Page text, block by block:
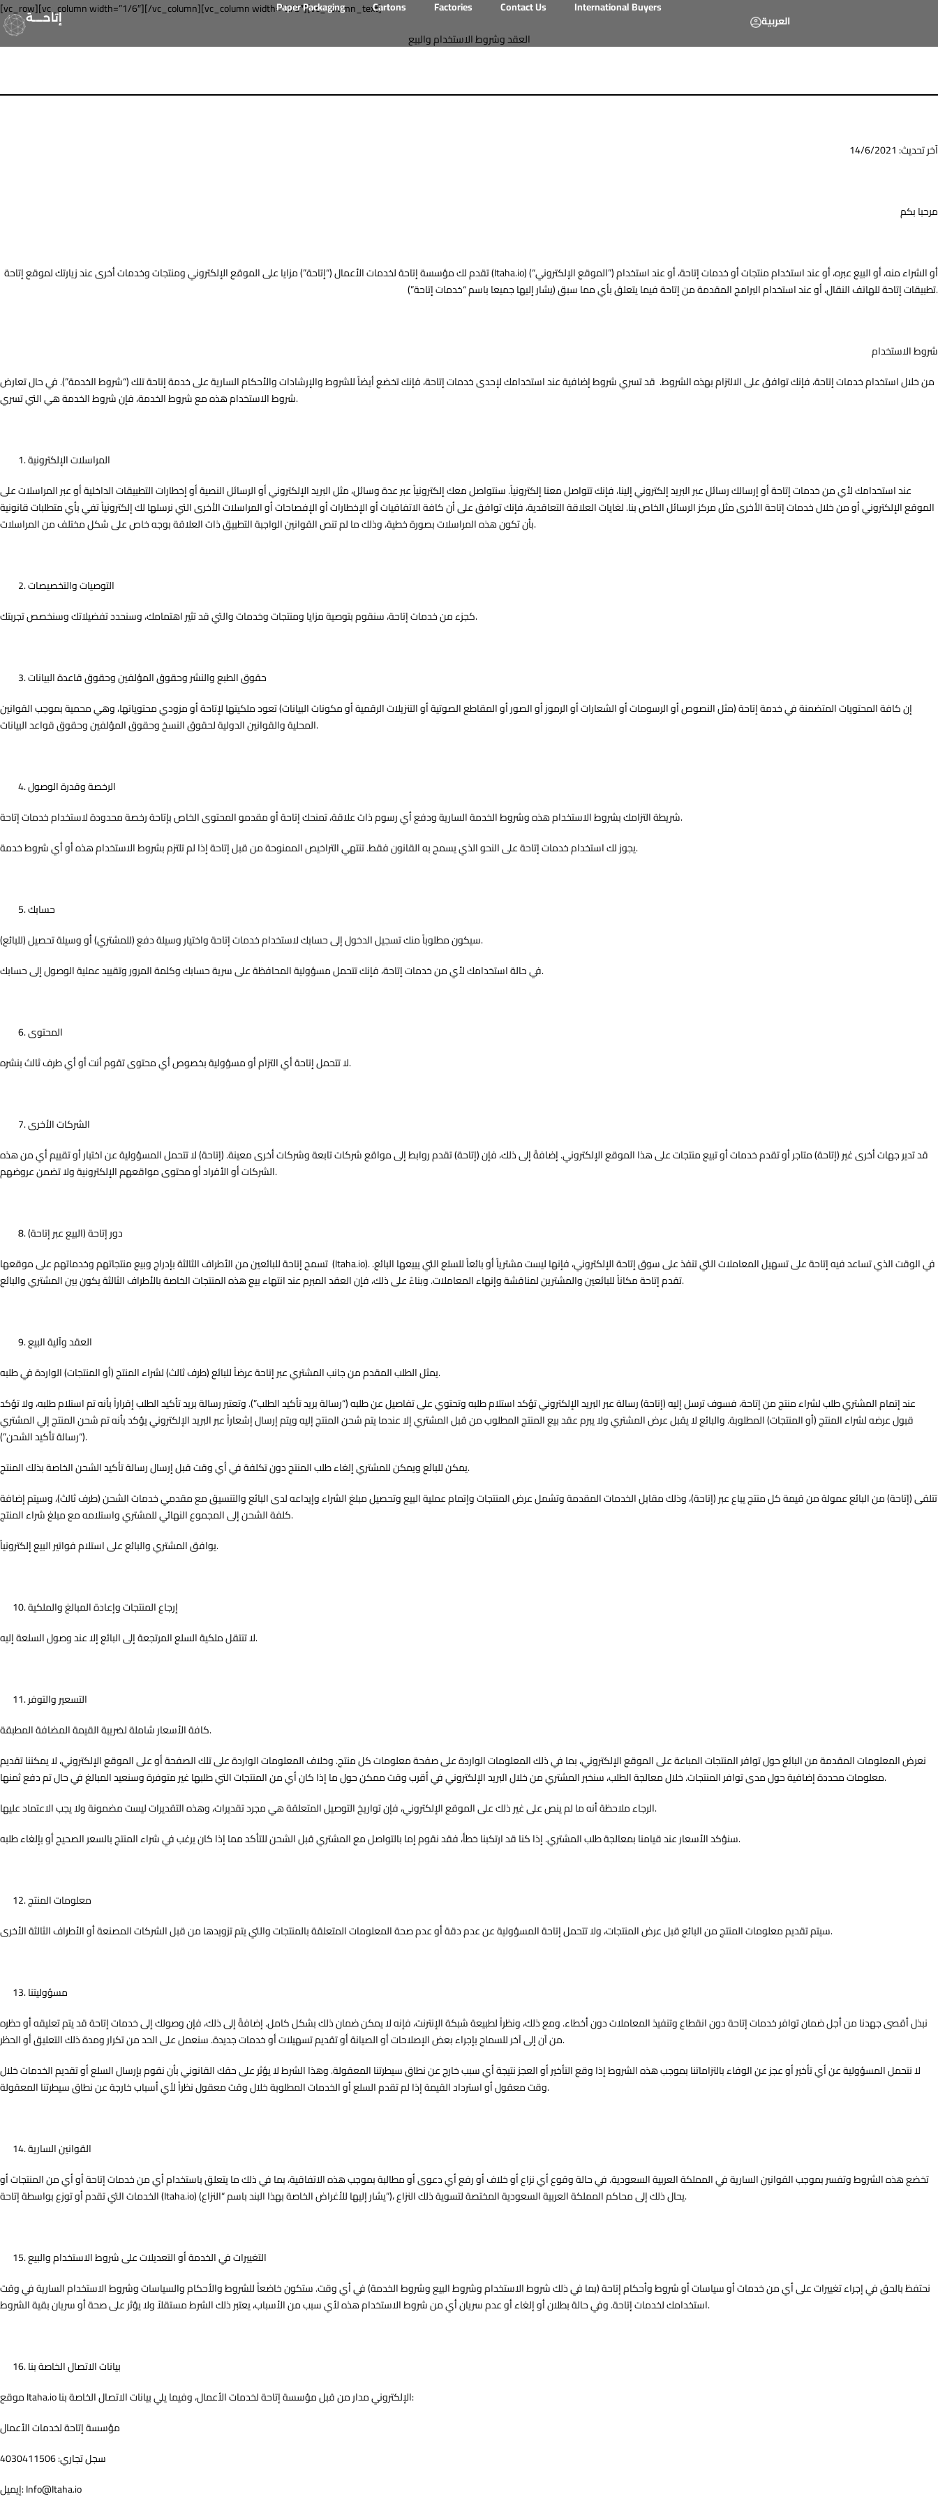
إتاحــــة
Paper Packaging Cartons Factories Contact Us International Buyers
العربية
[vc_row][vc_column width=”1/6″][/vc_column][vc_column width=”2/3″][vc_column_text]
العقد وشروط الاستخدام والبيع
آخر تحديث: 14/6/2021
مرحبا بكم
تقدم لك مؤسسة إتاحة لخدمات الأعمال (“إتاحة”) مزايا على الموقع الإلكتروني ومنتجات وخدمات أخرى عند زيارتك لموقع إتاحة (Itaha.io) (“الموقع الإلكتروني”) أو الشراء منه، أو البيع عبره، أو عند استخدام منتجات أو خدمات إتاحة، أو عند استخدام
تطبيقات إتاحة للهاتف النقال، أو عند استخدام البرامج المقدمة من إتاحة فيما يتعلق بأي مما سبق (يشار إليها جميعا باسم “خدمات إتاحة”).
شروط الاستخدام
من خلال استخدام خدمات إتاحة، فإنك توافق على الالتزام بهذه الشروط. قد تسري شروط إضافية عند استخدامك لإحدى خدمات إتاحة، فإنك تخضع أيضاً للشروط والإرشادات والأحكام السارية على خدمة إتاحة تلك (“شروط الخدمة”). في حال تعارض
شروط الاستخدام هذه مع شروط الخدمة، فإن شروط الخدمة هي التي تسري.
المراسلات الإلكترونية
عند استخدامك لأي من خدمات إتاحة أو إرسالك رسائل عبر البريد إلكتروني إلينا، فإنك تتواصل معنا إلكترونياً. سنتواصل معك إلكترونياً عبر عدة وسائل، مثل البريد الإلكتروني أو الرسائل النصية أو إخطارات التطبيقات الداخلية أو عبر المراسلات على
الموقع الإلكتروني أو من خلال خدمات إتاحة الأخرى مثل مركز الرسائل الخاص بنا. لغايات العلاقة التعاقدية، فإنك توافق على أن كافة الاتفاقيات أو الإخطارات أو الإفصاحات أو المراسلات الأخرى التي نرسلها لك إلكترونياً تفي بأي متطلبات قانونية
بأن تكون هذه المراسلات بصورة خطية، وذلك ما لم تنص القوانين الواجبة التطبيق ذات العلاقة بوجه خاص على شكل مختلف من المراسلات.
التوصيات والتخصيصات
كجزء من خدمات إتاحة، سنقوم بتوصية مزايا ومنتجات وخدمات والتي قد تثير اهتمامك، وسنحدد تفضيلاتك وسنخصص تجربتك.
حقوق الطبع والنشر وحقوق المؤلفين وحقوق قاعدة البيانات
إن كافة المحتويات المتضمنة في خدمة إتاحة (مثل النصوص أو الرسومات أو الشعارات أو الرموز أو الصور أو المقاطع الصوتية أو التنزيلات الرقمية أو مكونات البيانات) تعود ملكيتها لإتاحة أو مزودي محتوياتها، وهي محمية بموجب القوانين
المحلية والقوانين الدولية لحقوق النسخ وحقوق المؤلفين وحقوق قواعد البيانات.
الرخصة وقدرة الوصول
شريطة التزامك بشروط الاستخدام هذه وشروط الخدمة السارية ودفع أي رسوم ذات علاقة، تمنحك إتاحة أو مقدمو المحتوى الخاص بإتاحة رخصة محدودة لاستخدام خدمات إتاحة.
يجوز لك استخدام خدمات إتاحة على النحو الذي يسمح به القانون فقط. تنتهي التراخيص الممنوحة من قبل إتاحة إذا لم تلتزم بشروط الاستخدام هذه أو أي شروط خدمة.
حسابك
سيكون مطلوباً منك تسجيل الدخول إلى حسابك لاستخدام خدمات إتاحة واختيار وسيلة دفع (للمشتري) أو وسيلة تحصيل (للبائع).
في حالة استخدامك لأي من خدمات إتاحة، فإنك تتحمل مسؤولية المحافظة على سرية حسابك وكلمة المرور وتقييد عملية الوصول إلى حسابك.
المحتوى
لا تتحمل إتاحة أي التزام أو مسؤولية بخصوص أي محتوى تقوم أنت أو أي طرف ثالث بنشره.
الشركات الأخرى
قد تدير جهات أخرى غير (إتاحة) متاجر أو تقدم خدمات أو تبيع منتجات على هذا الموقع الإلكتروني. إضافةً إلى ذلك، فإن (إتاحة) تقدم روابط إلى مواقع شركات تابعة وشركات أخرى معينة. (إتاحة) لا تتحمل المسؤولية عن اختبار أو تقييم أي من هذه
الشركات أو الأفراد أو محتوى مواقعهم الإلكترونية ولا تضمن عروضهم.
دور إتاحة (البيع عبر إتاحة)
تسمح إتاحة للبائعين من الأطراف الثالثة بإدراج وبيع منتجاتهم وخدماتهم على موقعها (Itaha.io). في الوقت الذي تساعد فيه إتاحة على تسهيل المعاملات التي تنفذ على سوق إتاحة الإلكتروني، فإنها ليست مشترياً أو بائعاً للسلع التي يبيعها البائع.
تقدم إتاحة مكاناً للبائعين والمشترين لمناقشة وإنهاء المعاملات. وبناءً على ذلك، فإن العقد المبرم عند انتهاء بيع هذه المنتجات الخاصة بالأطراف الثالثة يكون بين المشتري والبائع.
العقد وآلية البيع
يمثل الطلب المقدم من جانب المشتري عبر إتاحة عرضاً للبائع (طرف ثالث) لشراء المنتج (أو المنتجات) الواردة في طلبه.
عند إتمام المشتري طلب لشراء منتج من إتاحة، فسوف ترسل إليه (إتاحة) رسالة عبر البريد الإلكتروني تؤكد استلام طلبه وتحتوي على تفاصيل عن طلبه (“رسالة بريد تأكيد الطلب”). وتعتبر رسالة بريد تأكيد الطلب إقراراً بأنه تم استلام طلبه، ولا تؤكد
قبول عرضه لشراء المنتج (أو المنتجات) المطلوبة. والبائع لا يقبل عرض المشتري ولا يبرم عقد بيع المنتج المطلوب من قبل المشتري إلا عندما يتم شحن المنتج إليه ويتم إرسال إشعاراً عبر البريد الإلكتروني يؤكد بأنه تم شحن المنتج إلي المشتري
(“رسالة تأكيد الشحن”).
يمكن للبائع ويمكن للمشتري إلغاء طلب المنتج دون تكلفة في أي وقت قبل إرسال رسالة تأكيد الشحن الخاصة بذلك المنتج.
تتلقى (إتاحة) من البائع عمولة من قيمة كل منتج يباع عبر (إتاحة)، وذلك مقابل الخدمات المقدمة وتشمل عرض المنتجات وإتمام عملية البيع وتحصيل مبلغ الشراء وإيداعه لدى البائع والتنسيق مع مقدمي خدمات الشحن (طرف ثالث)، وسيتم إضافة
كلفة الشحن إلى المجموع النهائي للمشتري واستلامه مع مبلغ شراء المنتج.
يوافق المشتري والبائع على استلام فواتير البيع إلكترونياً.
إرجاع المنتجات وإعادة المبالغ والملكية
لا تنتقل ملكية السلع المرتجعة إلى البائع إلا عند وصول السلعة إليه.
التسعير والتوفر
كافة الأسعار شاملة لضريبة القيمة المضافة المطبقة.
نعرض المعلومات المقدمة من البائع حول توافر المنتجات المباعة على الموقع الإلكتروني، بما في ذلك المعلومات الواردة على صفحة معلومات كل منتج. وخلاف المعلومات الواردة على تلك الصفحة أو على الموقع الإلكتروني، لا يمكننا تقديم
معلومات محددة إضافية حول مدى توافر المنتجات. خلال معالجة الطلب، سنخبر المشتري من خلال البريد الإلكتروني في أقرب وقت ممكن حول ما إذا كان أي من المنتجات التي طلبها غير متوفرة وسنعيد المبالغ في حال تم دفع ثمنها.
الرجاء ملاحظة أنه ما لم ينص على غير ذلك على الموقع الإلكتروني، فإن تواريخ التوصيل المتعلقة هي مجرد تقديرات، وهذه التقديرات ليست مضمونة ولا يجب الاعتماد عليها.
سنؤكد الأسعار عند قيامنا بمعالجة طلب المشتري. إذا كنا قد ارتكبنا خطأ، فقد نقوم إما بالتواصل مع المشتري قبل الشحن للتأكد مما إذا كان يرغب في شراء المنتج بالسعر الصحيح أو بإلغاء طلبه.
معلومات المنتج
سيتم تقديم معلومات المنتج من البائع قبل عرض المنتجات، ولا تتحمل إتاحة المسؤولية عن عدم دقة أو عدم صحة المعلومات المتعلقة بالمنتجات والتي يتم تزويدها من قبل الشركات المصنعة أو الأطراف الثالثة الأخرى.
مسؤوليتنا
نبذل أقصى جهدنا من أجل ضمان توافر خدمات إتاحة دون انقطاع وتنفيذ المعاملات دون أخطاء. ومع ذلك، ونظراً لطبيعة شبكة الإنترنت، فإنه لا يمكن ضمان ذلك بشكل كامل. إضافةً إلى ذلك، فإن وصولك إلى خدمات إتاحة قد يتم تعليقه أو حظره
من آن إلى آخر للسماح بإجراء بعض الإصلاحات أو الصيانة أو تقديم تسهيلات أو خدمات جديدة. سنعمل على الحد من تكرار ومدة ذلك التعليق أو الحظر.
لا نتحمل المسؤولية عن أي تأخير أو عجز عن الوفاء بالتزاماتنا بموجب هذه الشروط إذا وقع التأخير أو العجز نتيجة أي سبب خارج عن نطاق سيطرتنا المعقولة. وهذا الشرط لا يؤثر على حقك القانوني بأن نقوم بإرسال السلع أو تقديم الخدمات خلال
وقت معقول أو استرداد القيمة إذا لم تقدم السلع أو الخدمات المطلوبة خلال وقت معقول نظراً لأي أسباب خارجة عن نطاق سيطرتنا المعقولة.
القوانين السارية
تخضع هذه الشروط وتفسر بموجب القوانين السارية في المملكة العربية السعودية. في حالة وقوع أي نزاع أو خلاف أو رفع أي دعوى أو مطالبة بموجب هذه الاتفاقية، بما في ذلك ما يتعلق باستخدام أي من خدمات إتاحة أو أي من المنتجات أو
الخدمات التي تقدم أو توزع بواسطة إتاحة (Itaha.io) (يشار إليها للأغراض الخاصة بهذا البند باسم “النزاع”)، يحال ذلك إلى محاكم المملكة العربية السعودية المختصة لتسوية ذلك النزاع.
التغييرات في الخدمة أو التعديلات على شروط الاستخدام والبيع
نحتفظ بالحق في إجراء تغييرات على أي من خدمات أو سياسات أو شروط وأحكام إتاحة (بما في ذلك شروط الاستخدام وشروط البيع وشروط الخدمة) في أي وقت. ستكون خاضعاً للشروط والأحكام والسياسات وشروط الاستخدام السارية في وقت
استخدامك لخدمات إتاحة. وفي حالة بطلان أو إلغاء أو عدم سريان أي من شروط الاستخدام هذه لأي سبب من الأسباب، يعتبر ذلك الشرط مستقلاً ولا يؤثر على صحة أو سريان بقية الشروط.
بيانات الاتصال الخاصة بنا
موقع Itaha.io الإلكتروني مدار من قبل مؤسسة إتاحة لخدمات الأعمال، وفيما يلي بيانات الاتصال الخاصة بنا:
مؤسسة إتاحة لخدمات الأعمال
سجل تجاري: 4030411506
إيميل: Info@Itaha.io